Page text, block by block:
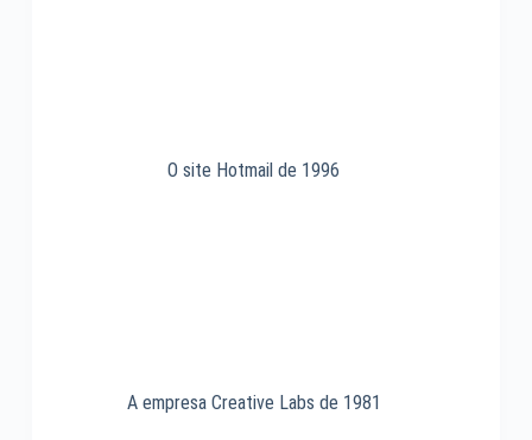
O site Hotmail de 1996
A empresa Creative Labs de 1981